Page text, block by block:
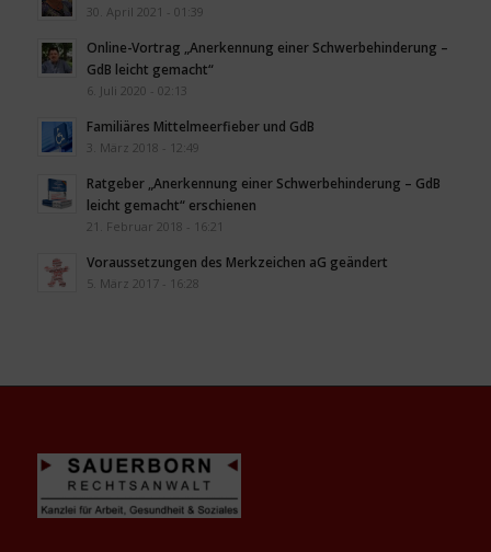
30. April 2021 - 01:39
Online-Vortrag „Anerkennung einer Schwerbehinderung –
GdB leicht gemacht“
6. Juli 2020 - 02:13
Familiäres Mittelmeerfieber und GdB
3. März 2018 - 12:49
Ratgeber „Anerkennung einer Schwerbehinderung – GdB
leicht gemacht“ erschienen
21. Februar 2018 - 16:21
Voraussetzungen des Merkzeichen aG geändert
5. März 2017 - 16:28